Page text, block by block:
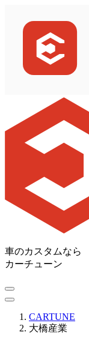
車のカスタムなら
カーチューン
CARTUNE
大橋産業